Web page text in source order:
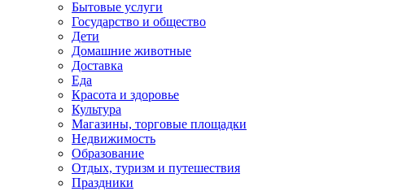
Бытовые услуги
Государство и общество
Дети
Домашние животные
Доставка
Еда
Красота и здоровье
Культура
Магазины, торговые площадки
Недвижимость
Образование
Отдых, туризм и путешествия
Праздники